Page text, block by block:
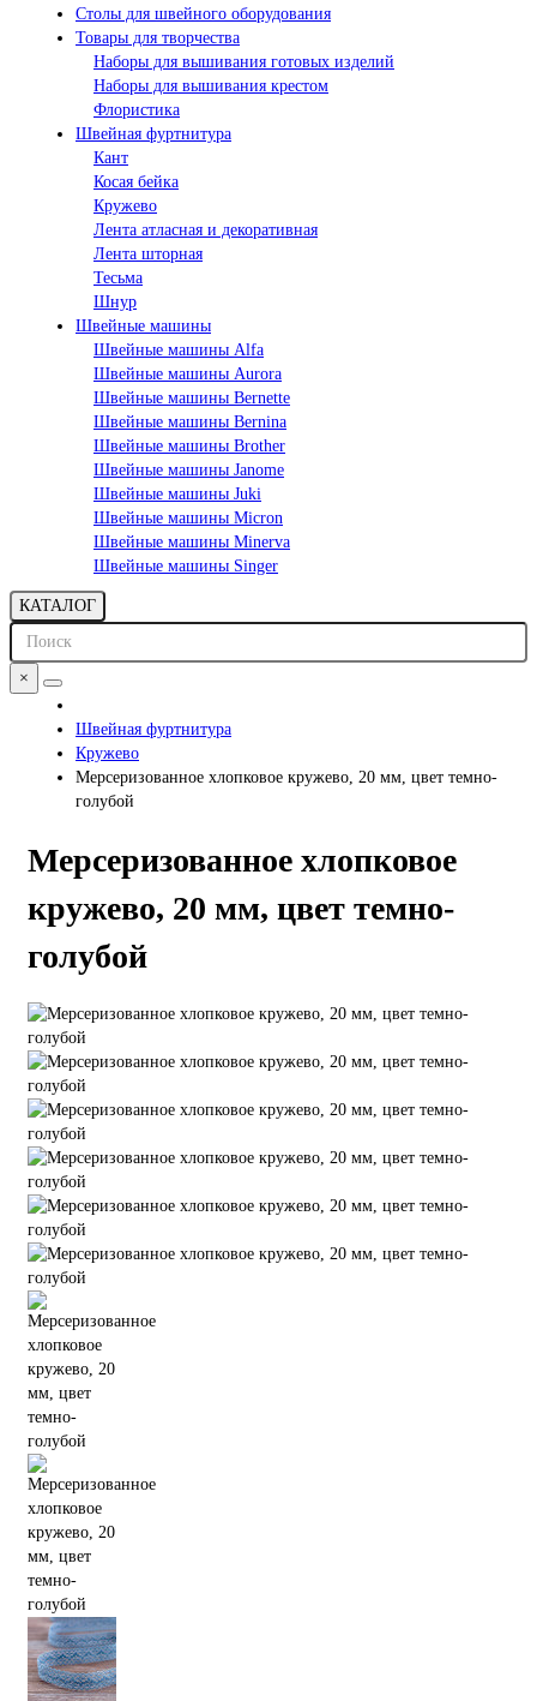
Столы для швейного оборудования
Товары для творчества
Наборы для вышивания готовых изделий
Наборы для вышивания крестом
Флористика
Швейная фуртнитура
Кант
Косая бейка
Кружево
Лента aтласная и декоративная
Лента шторная
Тесьма
Шнур
Швейные машины
Швейные машины Alfa
Швейные машины Aurora
Швейные машины Bernette
Швейные машины Bernina
Швейные машины Brother
Швейные машины Janome
Швейные машины Juki
Швейные машины Micron
Швейные машины Minerva
Швейные машины Singer
КАТАЛОГ
×
Швейная фуртнитура
Кружево
Мерсеризованное хлопковое кружево, 20 мм, цвет темно-
голубой
Мерсеризованное хлопковое
кружево, 20 мм, цвет темно-
голубой